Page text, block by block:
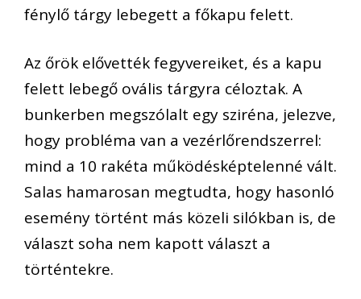
fénylő tárgy lebegett a főkapu felett.
Az őrök elővették fegyvereiket, és a kapu
felett lebegő ovális tárgyra céloztak. A
bunkerben megszólalt egy sziréna, jelezve,
hogy probléma van a vezérlőrendszerrel:
mind a 10 rakéta működésképtelenné vált.
Salas hamarosan megtudta, hogy hasonló
esemény történt más közeli silókban is, de
választ soha nem kapott választ a
történtekre.